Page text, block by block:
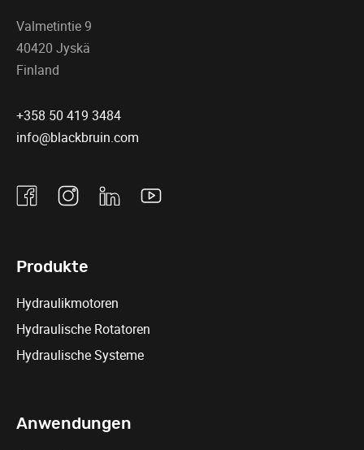
Valmetintie 9
40420 Jyskä
Finland
+358 50 419 3484
info@blackbruin.com
FacebookInstagramLinkedinYoutube
Produkte
Hydraulikmotoren
Hydraulische Rotatoren
Hydraulische Systeme
Anwendungen